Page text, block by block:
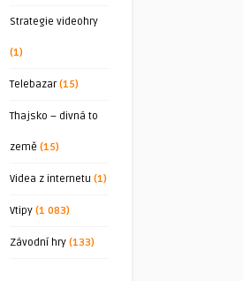
Strategie videohry
(1)
Telebazar(15)
Thajsko – divná to
země (15)
Videa z internetu (1)
Vtipy (1 083)
Závodní hry (133)